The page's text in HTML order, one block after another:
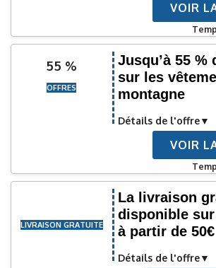
VOIR
55 %
OFFRES
Jusqu’à 55 %
sur les
montagne
Détails de l'offre
VOIR
LIVRAISON GRATUITE
La livraison
disponible
à partir de 50€
Détails de l'offre